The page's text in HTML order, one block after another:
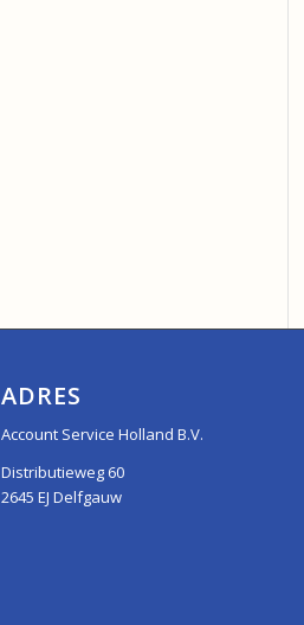
ADRES
Account Service Holland B.V.
Distributieweg 60
2645 EJ Delfgauw